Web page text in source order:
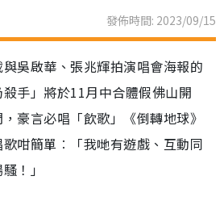
發佈時間: 2023/09/15
吳啟華、張兆輝拍演唱會海報的
手」將於11月中合體假佛山開
豪言必唱「飲歌」《倒轉地球》
咁簡單︰「我哋有遊戲、互動同
！」